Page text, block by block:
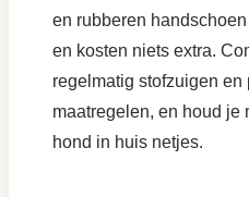
en rubberen
en kosten niets extra.
regelmatig stofzuigen en
maatregelen, en houd je
hond in huis netjes.